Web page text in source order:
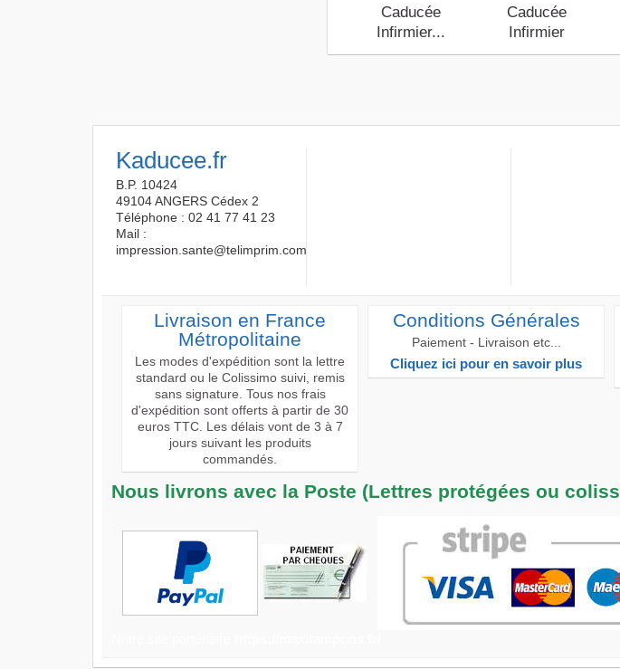
Caducée
Infirmier...
Caducée
Infirmier
SMUR...
Kaducee.fr
B.P. 10424
49104 ANGERS Cédex 2
Téléphone : 02 41 77 41 23
Mail :
impression.sante@telimprim.com
Livraison en France
Métropolitaine
Les modes d'expédition sont la lettre
standard ou le Colissimo suivi, remis
sans signature. Tous nos frais
d'expédition sont offerts à partir de 30
euros TTC. Les délais vont de 3 à 7
jours suivant les produits
commandés.
Conditions Générales
Paiement - Livraison etc...
Cliquez ici pour en savoir plus
Nous livrons avec la Poste (Lettres protégées ou